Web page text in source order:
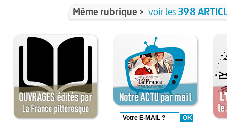
Même rubrique > voir les398